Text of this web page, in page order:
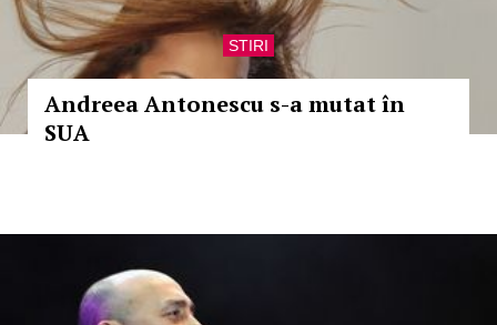
STIRI
Andreea Antonescu s-a mutat în
SUA